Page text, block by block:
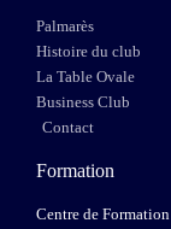
Palmarès
Histoire du club
La Table Ovale
Business Club
Contact
Formation
Centre de Formation